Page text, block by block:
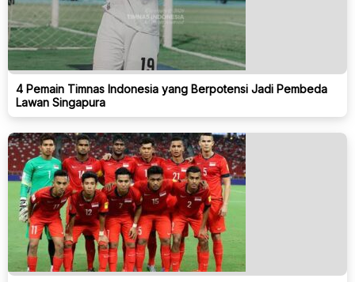
4 Pemain Timnas Indonesia yang Berpotensi Jadi Pembeda
Lawan Singapura